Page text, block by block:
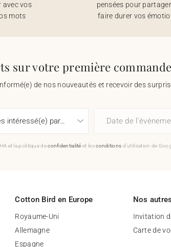
avec vos
mots
pensées pour
faire durer vos
sur votre première commande
de nos nouveautés et recevoir des
Date de
et la politique deconfidentialité et lesconditions d'utilisation de
Cotton Bird en Europe
Royaume-Uni
Allemagne
Espagne
Nos
Invitation
Carte de